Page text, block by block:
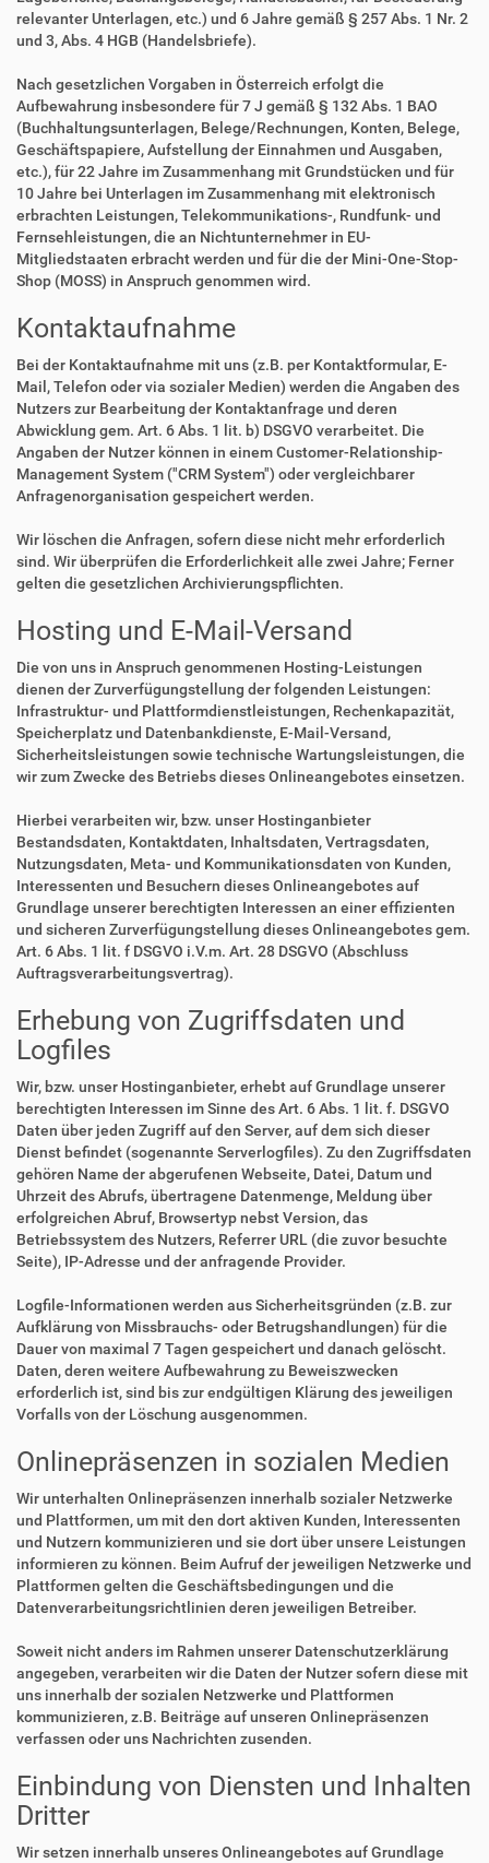
relevanter Unterlagen, etc.) und 6 Jahre gemäß § 257 Abs. 1 Nr. 2
und 3, Abs. 4 HGB (Handelsbriefe).
Nach gesetzlichen Vorgaben in Österreich erfolgt die
Aufbewahrung insbesondere für 7 J gemäß § 132 Abs. 1 BAO
(Buchhaltungsunterlagen, Belege/Rechnungen, Konten, Belege,
Geschäftspapiere, Aufstellung der Einnahmen und Ausgaben,
etc.), für 22 Jahre im Zusammenhang mit Grundstücken und für
10 Jahre bei Unterlagen im Zusammenhang mit elektronisch
erbrachten Leistungen, Telekommunikations-, Rundfunk- und
Fernsehleistungen, die an Nichtunternehmer in EU-
Mitgliedstaaten erbracht werden und für die der Mini-One-Stop-
Shop (MOSS) in Anspruch genommen wird.
Kontaktaufnahme
Bei der Kontaktaufnahme mit uns (z.B. per Kontaktformular, E-
Mail, Telefon oder via sozialer Medien) werden die Angaben des
Nutzers zur Bearbeitung der Kontaktanfrage und deren
Abwicklung gem. Art. 6 Abs. 1 lit. b) DSGVO verarbeitet. Die
Angaben der Nutzer können in einem Customer-Relationship-
Management System ("CRM System") oder vergleichbarer
Anfragenorganisation gespeichert werden.
Wir löschen die Anfragen, sofern diese nicht mehr erforderlich
sind. Wir überprüfen die Erforderlichkeit alle zwei Jahre; Ferner
gelten die gesetzlichen Archivierungspflichten.
Hosting und E-Mail-Versand
Die von uns in Anspruch genommenen Hosting-Leistungen
dienen der Zurverfügungstellung der folgenden Leistungen:
Infrastruktur- und Plattformdienstleistungen, Rechenkapazität,
Speicherplatz und Datenbankdienste, E-Mail-Versand,
Sicherheitsleistungen sowie technische Wartungsleistungen, die
wir zum Zwecke des Betriebs dieses Onlineangebotes einsetzen.
Hierbei verarbeiten wir, bzw. unser Hostinganbieter
Bestandsdaten, Kontaktdaten, Inhaltsdaten, Vertragsdaten,
Nutzungsdaten, Meta- und Kommunikationsdaten von Kunden,
Interessenten und Besuchern dieses Onlineangebotes auf
Grundlage unserer berechtigten Interessen an einer effizienten
und sicheren Zurverfügungstellung dieses Onlineangebotes gem.
Art. 6 Abs. 1 lit. f DSGVO i.V.m. Art. 28 DSGVO (Abschluss
Auftragsverarbeitungsvertrag).
Erhebung von Zugriffsdaten und
Logfiles
Wir, bzw. unser Hostinganbieter, erhebt auf Grundlage unserer
berechtigten Interessen im Sinne des Art. 6 Abs. 1 lit. f. DSGVO
Daten über jeden Zugriff auf den Server, auf dem sich dieser
Dienst befindet (sogenannte Serverlogfiles). Zu den Zugriffsdaten
gehören Name der abgerufenen Webseite, Datei, Datum und
Uhrzeit des Abrufs, übertragene Datenmenge, Meldung über
erfolgreichen Abruf, Browsertyp nebst Version, das
Betriebssystem des Nutzers, Referrer URL (die zuvor besuchte
Seite), IP-Adresse und der anfragende Provider.
Logfile-Informationen werden aus Sicherheitsgründen (z.B. zur
Aufklärung von Missbrauchs- oder Betrugshandlungen) für die
Dauer von maximal 7 Tagen gespeichert und danach gelöscht.
Daten, deren weitere Aufbewahrung zu Beweiszwecken
erforderlich ist, sind bis zur endgültigen Klärung des jeweiligen
Vorfalls von der Löschung ausgenommen.
Onlinepräsenzen in sozialen Medien
Wir unterhalten Onlinepräsenzen innerhalb sozialer Netzwerke
und Plattformen, um mit den dort aktiven Kunden, Interessenten
und Nutzern kommunizieren und sie dort über unsere Leistungen
informieren zu können. Beim Aufruf der jeweiligen Netzwerke und
Plattformen gelten die Geschäftsbedingungen und die
Datenverarbeitungsrichtlinien deren jeweiligen Betreiber.
Soweit nicht anders im Rahmen unserer Datenschutzerklärung
angegeben, verarbeiten wir die Daten der Nutzer sofern diese mit
uns innerhalb der sozialen Netzwerke und Plattformen
kommunizieren, z.B. Beiträge auf unseren Onlinepräsenzen
verfassen oder uns Nachrichten zusenden.
Einbindung von Diensten und Inhalten
Dritter
Wir setzen innerhalb unseres Onlineangebotes auf Grundlage